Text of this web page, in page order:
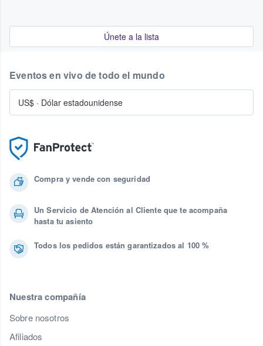
Únete a la lista
Compra y vende con seguridad
Un Servicio de Atención al Cliente que te acompaña
hasta tu asiento
Todos los pedidos están garantizados al 100 %
Nuestra compañía
Sobre nosotros
Afiliados
Eventos en vivo de todo el mundo
US$ · Dólar estadounidense